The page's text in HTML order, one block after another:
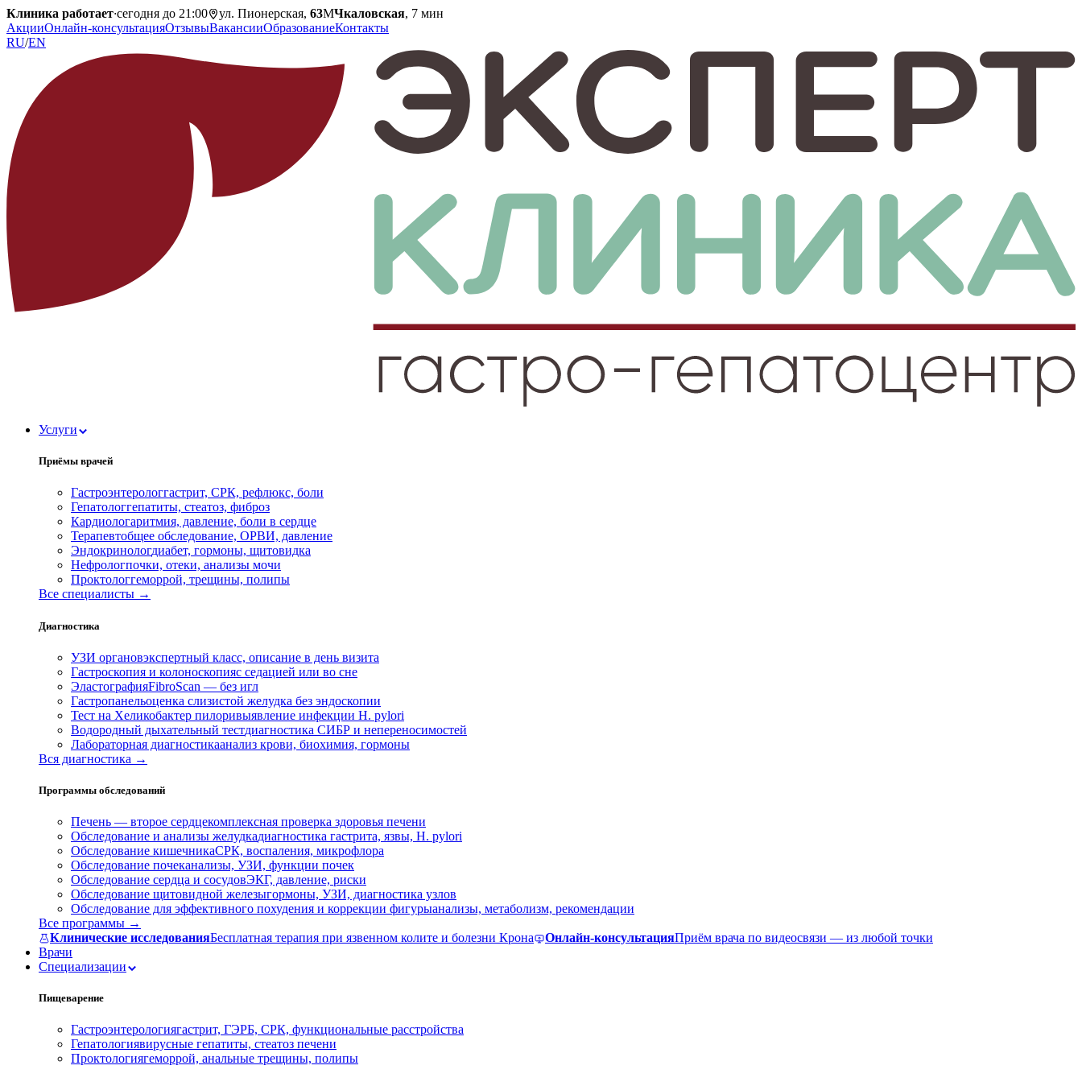
Клиника работает·сегодня до 21:00 ул. Пионерская, 63МЧкаловская, 7 мин
АкцииОнлайн-консультацияОтзывыВакансииОбразованиеКонтакты
RU/EN
Услуги
Приёмы врачей
Гастроэнтерологгастрит, СРК, рефлюкс, боли
Гепатологгепатиты, стеатоз, фиброз
Кардиологаритмия, давление, боли в сердце
Терапевтобщее обследование, ОРВИ, давление
Эндокринологдиабет, гормоны, щитовидка
Нефрологпочки, отеки, анализы мочи
Проктологгеморрой, трещины, полипы
Все специалисты →
Диагностика
УЗИ органовэкспертный класс, описание в день визита
Гастроскопия и колоноскопияс седацией или во сне
ЭластографияFibroScan — без игл
Гастропанельоценка слизистой желудка без эндоскопии
Тест на Хеликобактер пилоривыявление инфекции H. pylori
Водородный дыхательный тестдиагностика СИБР и непереносимостей
Лабораторная диагностикаанализ крови, биохимия, гормоны
Вся диагностика →
Программы обследований
Печень — второе сердцекомплексная проверка здоровья печени
Обследование и анализы желудкадиагностика гастрита, язвы, H. pylori
Обследование кишечникаСРК, воспаления, микрофлора
Обследование почеканализы, УЗИ, функции почек
Обследование сердца и сосудовЭКГ, давление, риски
Обследование щитовидной железыгормоны, УЗИ, диагностика узлов
Обследование для эффективного похудения и коррекции фигурыанализы, метаболизм, рекомендации
Все программы →
Клинические исследованияБесплатная терапия при язвенном колите и болезни Крона Онлайн-консультацияПриём врача по видеосвязи — из любой точки
Врачи
Специализации
Пищеварение
Гастроэнтерологиягастрит, ГЭРБ, СРК, функциональные расстройства
Гепатологиявирусные гепатиты, стеатоз печени
Проктологиягеморрой, анальные трещины, полипы